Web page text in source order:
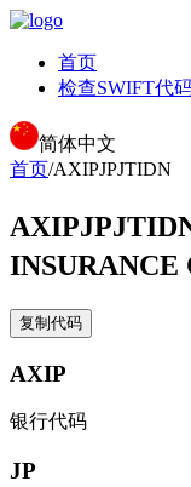
首页
检查SWIFT代
简体中文
首页/AXIPJPJTIDN
INSURANCE
复制代码
AXIP
银行代码
JP